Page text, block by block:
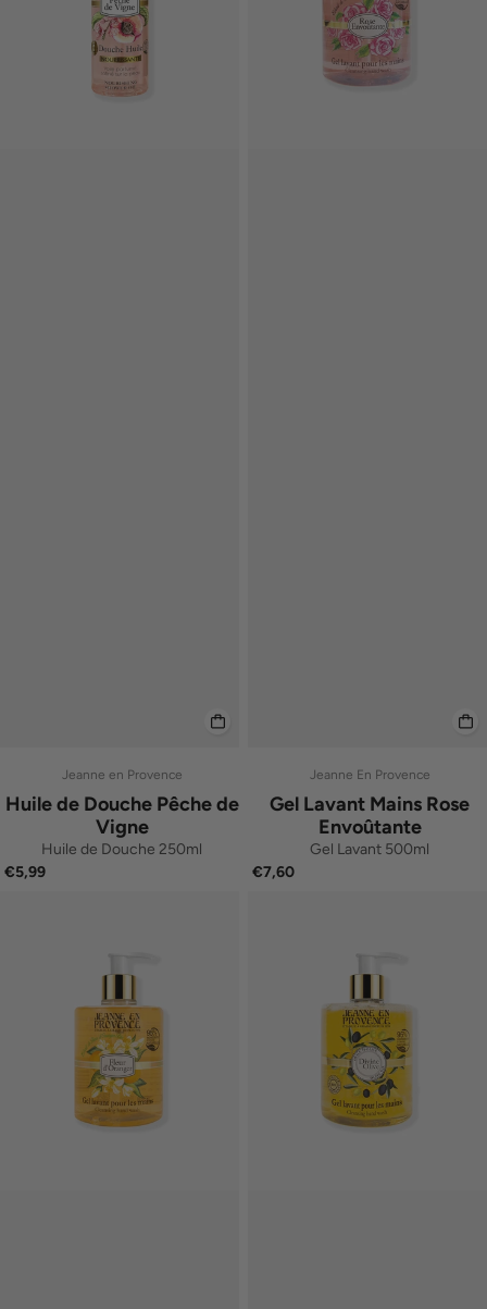
Jeanne en Provence
Huile de Douche Pêche de
Vigne
Huile de Douche 250ml
€5,99
Jeanne En Provence
Gel Lavant Mains Rose
Envoûtante
Gel Lavant 500ml
€7,60